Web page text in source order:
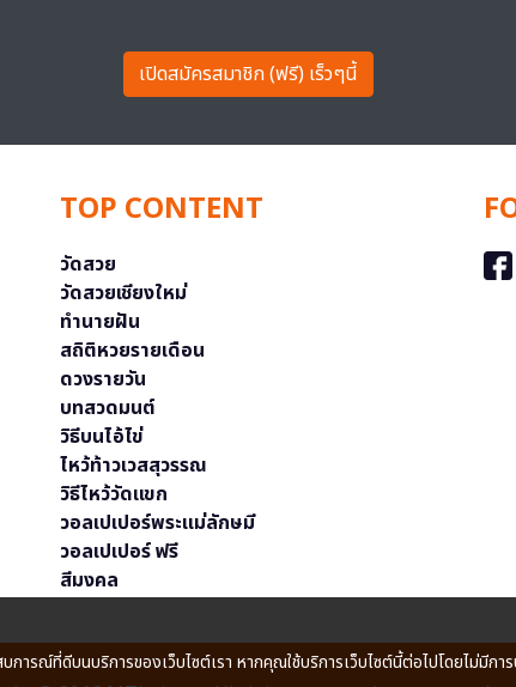
เปิดสมัครสมาชิก (ฟรี) เร็วๆนี้
TOP CONTENT
วัดสวย
วัดสวยเชียงใหม่
ทำนายฝัน
สถิติหวยรายเดือน
ดวงรายวัน
บทสวดมนต์
วิธีบนไอ้ไข่
ไหว้ท้าวเวสสุวรรณ
วิธีไหว้วัดแขก
วอลเปเปอร์พระแม่ลักษมี
วอลเปเปอร์ ฟรี
สีมงคล
ารณ์ที่ดีบนบริการของเว็บไซต์เรา หากคุณใช้บริการเว็บไซต์นี้ต่อไปโดยไม่มีก